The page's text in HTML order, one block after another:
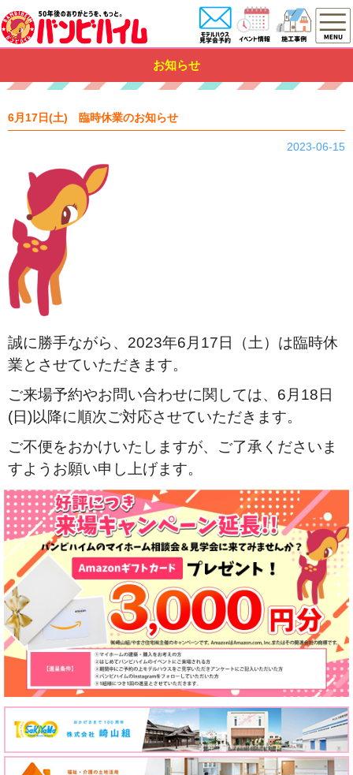
お知らせ
6月17日(土) 臨時休業のお知らせ
2023-06-15
誠に勝手ながら、2023年6月17日（土）は臨時休
業とさせていただきます。
ご来場予約やお問い合わせに関しては、6月18日
(日)以降に順次ご対応させていただきます。
ご不便をおかけいたしますが、ご了承くださいま
すようお願い申し上げます。